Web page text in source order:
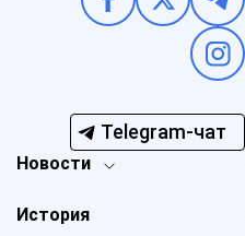
Telegram-чат
Новости
История